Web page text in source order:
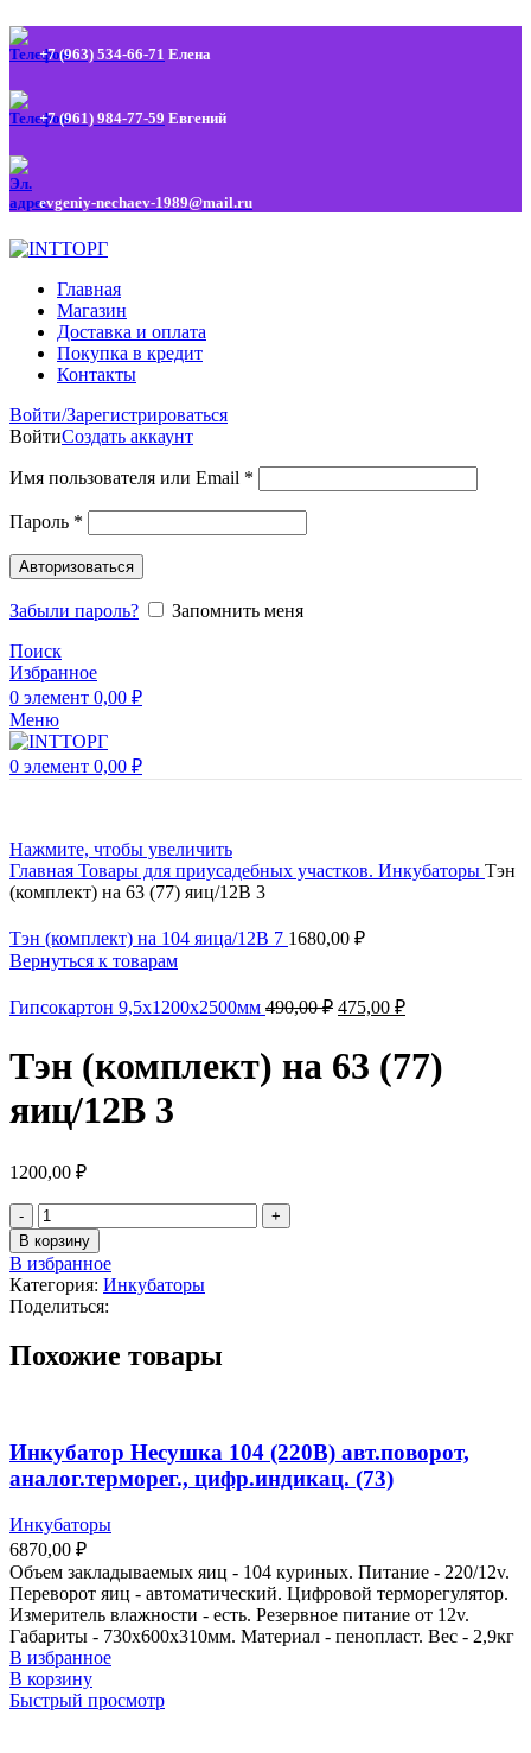
+7 (963) 534-66-71 Елена
+7 (961) 984-77-59 Евгений
evgeniy-nechaev-1989@mail.ru
Главная
Магазин
Доставка и оплата
Покупка в кредит
Контакты
Войти/Зарегистрироваться
ВойтиСоздать аккаунт
Имя пользователя или Email *
Пароль *
Авторизоваться
Забыли пароль?
Запомнить меня
Поиск
Избранное
0 элемент 0,00 ₽
Меню
0 элемент 0,00 ₽
Нажмите, чтобы увеличить
Главная Товары для приусадебных участков. Инкубаторы Тэн
(комплект) на 63 (77) яиц/12В 3
Тэн (комплект) на 104 яица/12В 7 1680,00 ₽
Вернуться к товарам
Гипсокартон 9,5х1200х2500мм 490,00₽ 475,00 ₽
Тэн (комплект) на 63 (77)
яиц/12В 3
1200,00 ₽
В корзину
В избранное
Категория: Инкубаторы
Поделиться:
Похожие товары
Инкубатор Несушка 104 (220В) авт.поворот,
аналог.терморег., цифр.индикац. (73)
Инкубаторы
6870,00 ₽
Объем закладываемых яиц - 104 куриных. Питание - 220/12v.
Переворот яиц - автоматический. Цифровой терморегулятор.
Измеритель влажности - есть. Резервное питание от 12v.
Габариты - 730х600х310мм. Материал - пенопласт. Вес - 2,9кг
В избранное
В корзину
Быстрый просмотр